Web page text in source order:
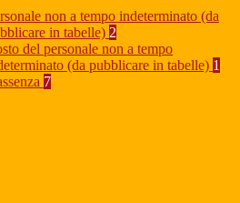
non a tempo indeterminato (da
in tabelle) 2
del personale non a tempo
(da pubblicare in tabelle) 1
7